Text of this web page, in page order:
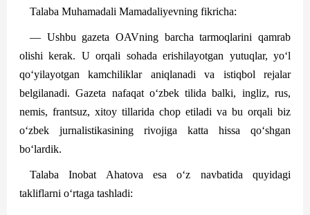
Talaba Muhamadali Mamadaliyevning fikricha:
— Ushbu gazeta OAVning barcha tarmoqlarini qamrab
olishi kerak. U orqali sohada erishilayotgan yutuqlar, yo‘l
qo‘yilayotgan kamchiliklar aniqlanadi va istiqbol rejalar
belgilanadi. Gazeta nafaqat o‘zbek tilida balki, ingliz, rus,
nemis, frantsuz, xitoy tillarida chop etiladi va bu orqali biz
o‘zbek jurnalistikasining rivojiga katta hissa qo‘shgan
bo‘lardik.
Talaba Inobat Ahatova esa o‘z nav­batida quyidagi
takliflarni o‘rtaga tashladi: